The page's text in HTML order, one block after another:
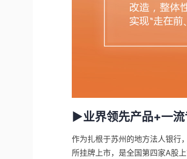
▶业界领先产品+一
作为扎根于苏州的地方法人银行
所挂牌上市，是全国第四家A股